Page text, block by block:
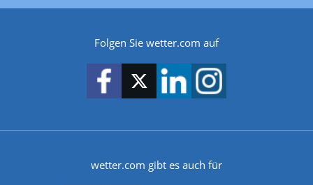
Folgen Sie wetter.com auf
wetter.com gibt es auch für